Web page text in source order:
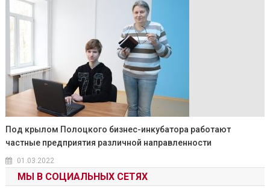
Под крылом Полоцкого бизнес-инкубатора работают
частные предприятия различной направленности
01.03.2022
МЫ В СОЦИАЛЬНЫХ СЕТЯХ